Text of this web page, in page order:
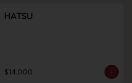
HATSU
$14.000